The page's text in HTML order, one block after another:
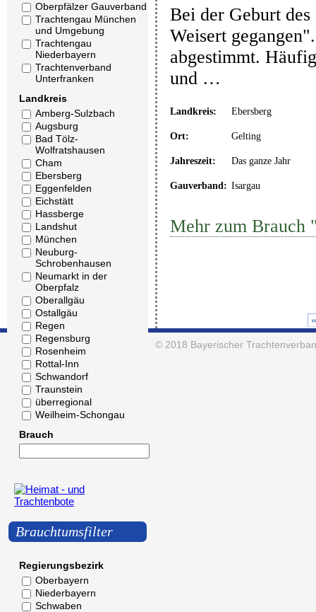
Oberpfälzer Gauverband
Trachtengau München
und Umgebung
Trachtengau
Niederbayern
Trachtenverband
Unterfranken
Landkreis
Amberg-Sulzbach
Augsburg
Bad Tölz-
Wolfratshausen
Cham
Ebersberg
Eggenfelden
Eichstätt
Hassberge
Landshut
München
Neuburg-
Schrobenhausen
Neumarkt in der
Oberpfalz
Oberallgäu
Ostallgäu
Regen
Regensburg
Rosenheim
Rottal-Inn
Schwandorf
Traunstein
überregional
Weilheim-Schongau
Brauch
Brauchtumsfilter
Regierungsbezirk
Oberbayern
Niederbayern
Schwaben
Bei der Geburt
Weisert
abgestimmt.
und …
Landkreis: Ebersberg
Ort: Gelting
Jahreszeit: Das ganze Jahr
Gauverband: Isargau
Mehr zum Brauch
© 2018 Bayerischer